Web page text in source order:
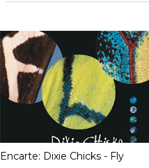
Encarte: Dixie Chicks - Fly